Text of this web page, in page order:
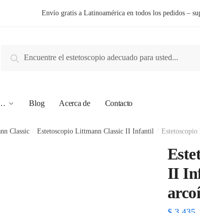
Envío gratis a Latinoamérica en todos los pedidos –
por:
Buscar
Blog Acerca de Contacto
Classic Estetoscopio Littmann Classic II Infantil
II